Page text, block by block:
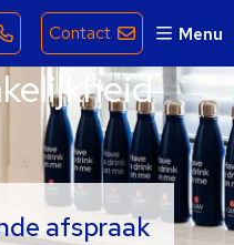
Contact Menu
afspraak